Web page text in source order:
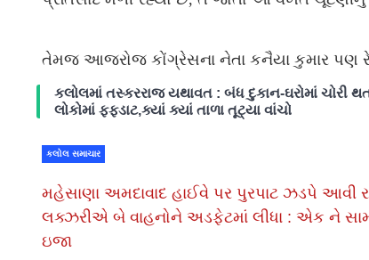
તેમજ આજરોજ કોંગ્રેસના નેતા કનૈયા કુમાર પણ
કલોલમાં તસ્કરરાજ યથાવત : બંધ દુકાન-ઘરોમાં ચોરી
લોકોમાં ફફડાટ,ક્યાં ક્યાં તાળા તૂટ્યા વાંચો
કલોલ સમાચાર
મહેસાણા અમદાવાદ હાઈવે પર પુરપાટ ઝડપે આવી
લક્ઝરીએ બે વાહનોને અડફેટમાં લીધા : એક ને
ઇજા